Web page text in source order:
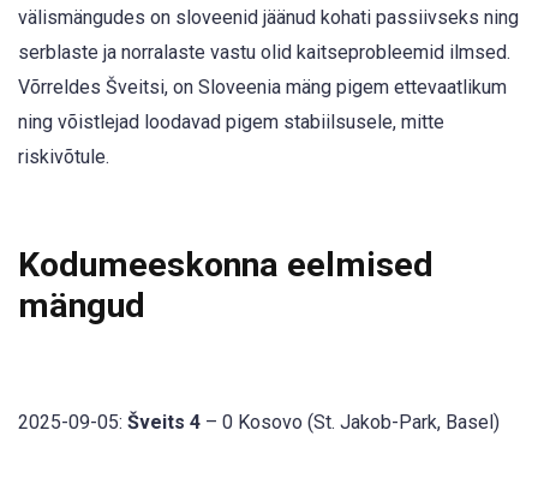
välismängudes on sloveenid jäänud kohati passiivseks ning
serblaste ja norralaste vastu olid kaitseprobleemid ilmsed.
Võrreldes Šveitsi, on Sloveenia mäng pigem ettevaatlikum
ning võistlejad loodavad pigem stabiilsusele, mitte
riskivõtule.
Kodumeeskonna eelmised
mängud
2025-09-05: Šveits 4 – 0 Kosovo (St. Jakob-Park, Basel)